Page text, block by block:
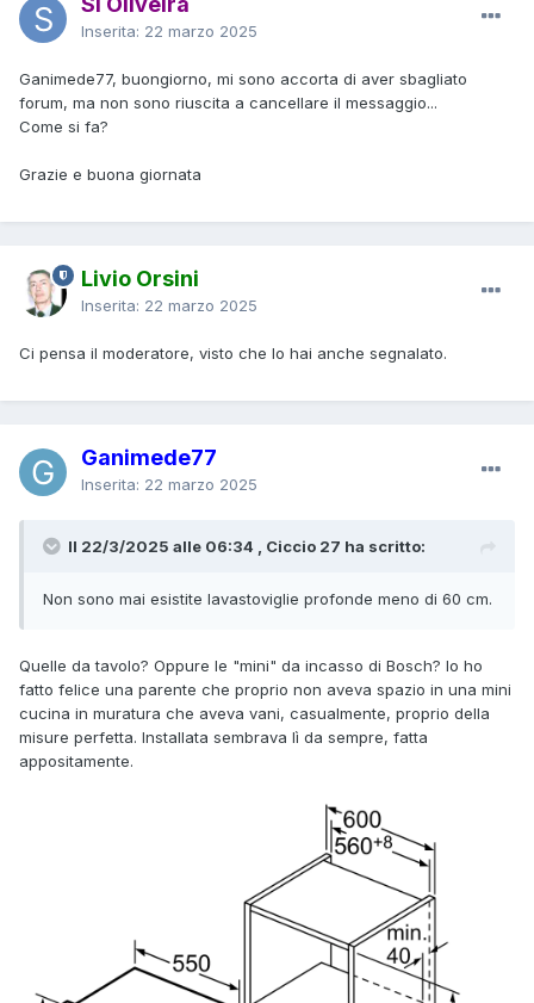
Inserita: 22 marzo 2025
Ganimede77, buongiorno, mi sono accorta di aver sbagliato
forum, ma non sono riuscita a cancellare il messaggio...
Come si fa?
Grazie e buona giornata
Livio Orsini
Inserita: 22 marzo 2025
Ci pensa il moderatore, visto che lo hai anche segnalato.
Ganimede77
Inserita: 22 marzo 2025
Il 22/3/2025 alle 06:34 , Ciccio 27 ha scritto:
Non sono mai esistite lavastoviglie profonde meno di 60 cm.
Quelle da tavolo? Oppure le "mini" da incasso di Bosch? Io ho
fatto felice una parente che proprio non aveva spazio in una mini
cucina in muratura che aveva vani, casualmente, proprio della
misure perfetta. Installata sembrava lì da sempre, fatta
appositamente.